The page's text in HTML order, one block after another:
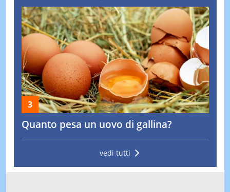
Quanto pesa un uovo di gallina?
vedi tutti